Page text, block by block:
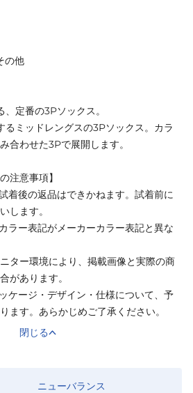
の他
定番の3Pソックス。
るミッドレングスの3Pソックス。カラ
合わせた3Pで展開します。
注意事項】
着後の返品はできかねます。試着前に
します。
ラー表記がメーカーカラー表記と異な
ター環境により、掲載画像と実際の商
があります。
ケージ・デザイン・仕様について、予
ます。あらかじめご了承ください。
閉じる
ニューバランス